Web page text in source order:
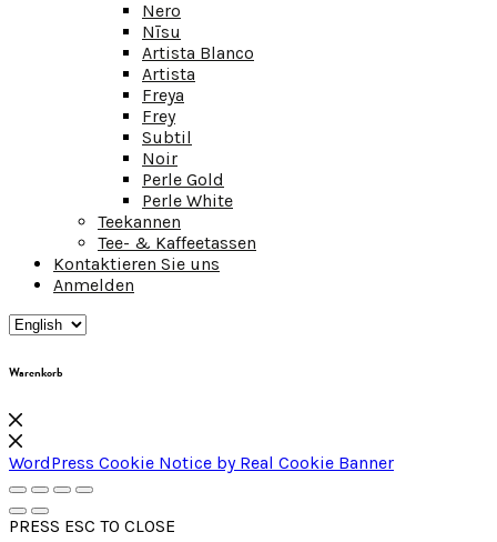
Nero
Nīsu
Artista Blanco
Artista
Freya
Frey
Subtil
Noir
Perle Gold
Perle White
Teekannen
Tee- & Kaffeetassen
Kontaktieren Sie uns
Anmelden
Warenkorb
WordPress Cookie Notice by Real Cookie Banner
PRESS ESC TO CLOSE